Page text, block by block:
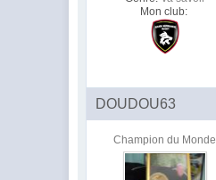
Mon club:
DOUDOU63
Champion du Monde